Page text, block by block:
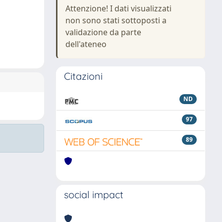
Attenzione! I dati visualizzati
non sono stati sottoposti a
validazione da parte
dell'ateneo
Citazioni
ND
97
89
social impact